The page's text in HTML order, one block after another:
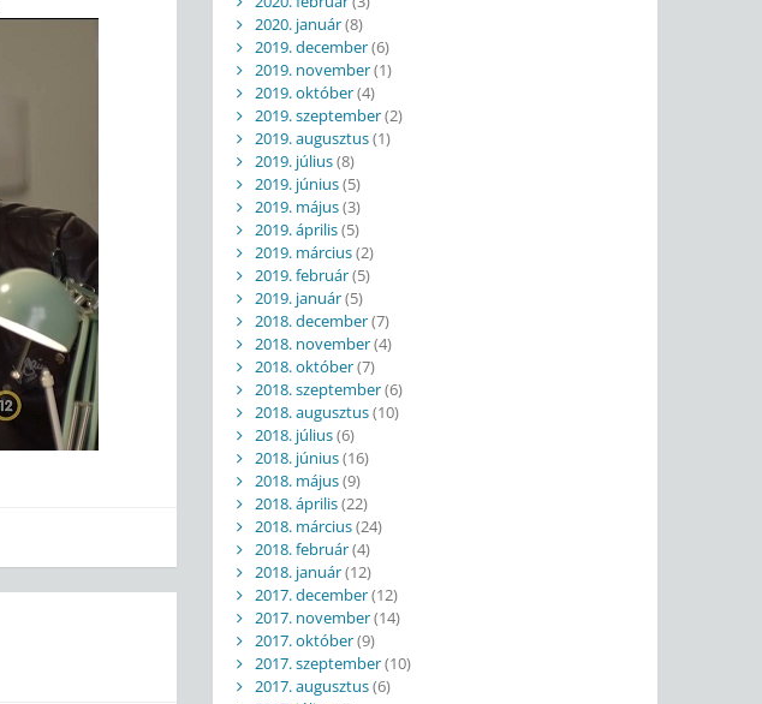
2020. január(8)
2019. december(6)
2019. november(1)
2019. október(4)
2019. szeptember(2)
2019. augusztus(1)
2019. július(8)
2019. június(5)
2019. május(3)
2019. április(5)
2019. március(2)
2019. február(5)
2019. január(5)
2018. december(7)
2018. november(4)
2018. október(7)
2018. szeptember(6)
2018. augusztus(10)
2018. július(6)
2018. június(16)
2018. május(9)
2018. április(22)
2018. március(24)
2018. február(4)
2018. január(12)
2017. december(12)
2017. november(14)
2017. október(9)
2017. szeptember(10)
2017. augusztus(6)